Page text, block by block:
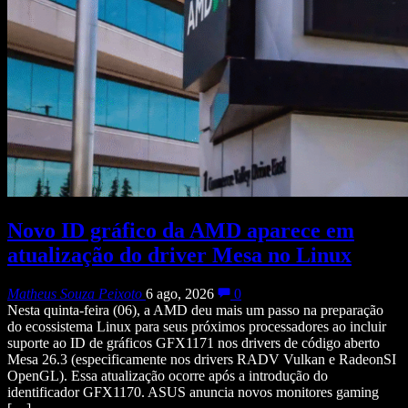
Novo ID gráfico da AMD aparece em
atualização do driver Mesa no Linux
Matheus Souza Peixoto 6 ago, 2026
0
Nesta quinta-feira (06), a AMD deu mais um passo na preparação
do ecossistema Linux para seus próximos processadores ao incluir
suporte ao ID de gráficos GFX1171 nos drivers de código aberto
Mesa 26.3 (especificamente nos drivers RADV Vulkan e RadeonSI
OpenGL). Essa atualização ocorre após a introdução do
identificador GFX1170. ASUS anuncia novos monitores gaming